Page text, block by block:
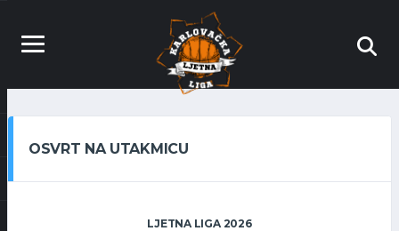
OSVRT NA UTAKMICU
LJETNA LIGA 2026